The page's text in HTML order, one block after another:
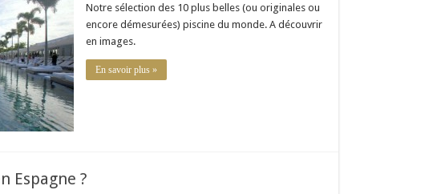
piscines
:
Tour
du
monde
en
images
Notre sélection des 10 plus belles (ou originales ou
encore démesurées) piscine du monde. A découvrir
en images.
En savoir plus »
Espagne ?